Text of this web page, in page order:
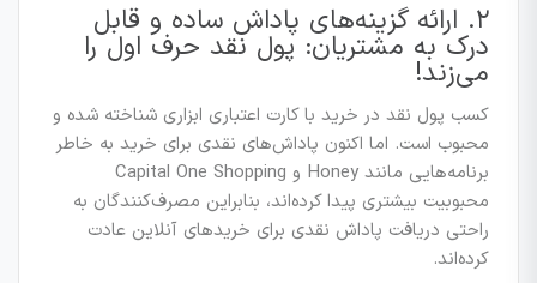
۲. ارائه گزینه‌های پاداش ساده و قابل
درک به مشتریان: پول نقد حرف اول را
می‌زند!
کسب پول نقد در خرید با کارت اعتباری ابزاری شناخته شده و
محبوب است. اما اکنون پاداش‌های نقدی برای خرید به خاطر
برنامه‌هایی مانند Honey و Capital One Shopping
محبوبیت بیشتری پیدا کرده‌اند، بنابراین مصرف‌کنندگان به
راحتی دریافت پاداش نقدی برای خریدهای آنلاین عادت
کرده‌اند.